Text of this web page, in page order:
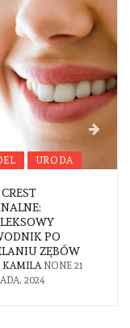
URODA
PO
ZĘBÓW
KAMILA NONE 21
2024